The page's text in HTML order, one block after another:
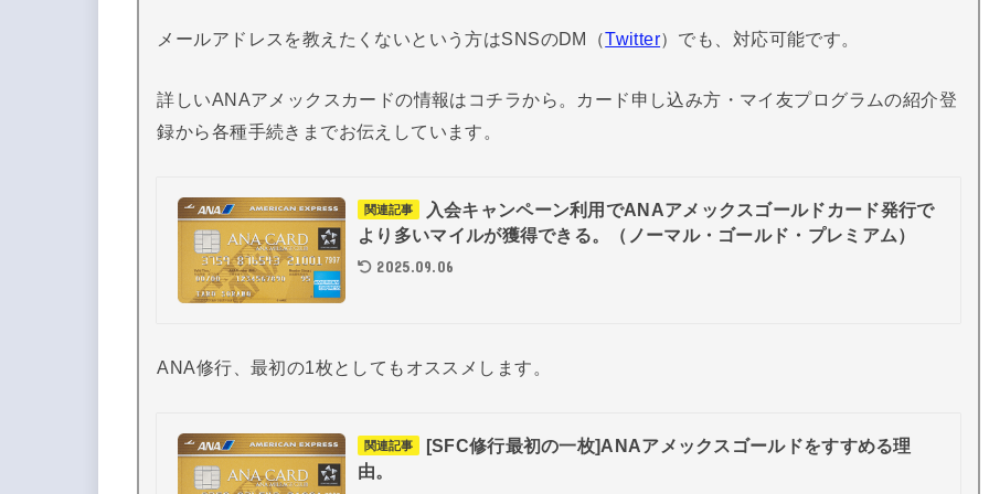
メールアドレスを教えたくないという方はSNSのDM（Twitter）でも、対応可能です。
詳しいANAアメックスカードの情報はコチラから。カード申し込み方・マイ友プログラムの紹介登
録から各種手続きまでお伝えしています。
関連記事
入会キャンペーン利用でANAアメックスゴールドカード発行で
より多いマイルが獲得できる。（ノーマル・ゴールド・プレミアム）
2025.09.06
ANA修行、最初の1枚としてもオススメします。
関連記事
[SFC修行最初の一枚]ANAアメックスゴールドをすすめる理
由。